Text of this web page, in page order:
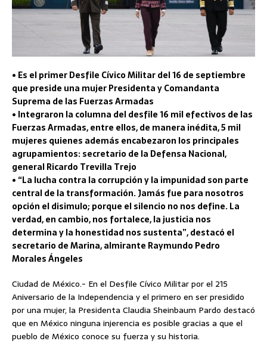
• Es el primer Desfile Cívico Militar del 16 de septiembre
que preside una mujer Presidenta y Comandanta
Suprema de las Fuerzas Armadas
• Integraron la columna del desfile 16 mil efectivos de las
Fuerzas Armadas, entre ellos, de manera inédita, 5 mil
mujeres quienes además encabezaron los principales
agrupamientos: secretario de la Defensa Nacional,
general Ricardo Trevilla Trejo
• “La lucha contra la corrupción y la impunidad son parte
central de la transformación. Jamás fue para nosotros
opción el disimulo; porque el silencio no nos define. La
verdad, en cambio, nos fortalece, la justicia nos
determina y la honestidad nos sustenta”, destacó el
secretario de Marina, almirante Raymundo Pedro
Morales Ángeles
Ciudad de México.- En el Desfile Cívico Militar por el 215
Aniversario de la Independencia y el primero en ser presidido
por una mujer, la Presidenta Claudia Sheinbaum Pardo destacó
que en México ninguna injerencia es posible gracias a que el
pueblo de México conoce su fuerza y su historia.